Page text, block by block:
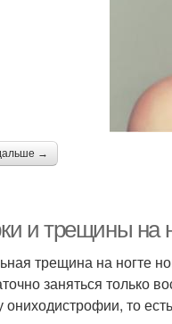
→
и трещины на
трещина на ногте
заняться только
ониходистрофии, то